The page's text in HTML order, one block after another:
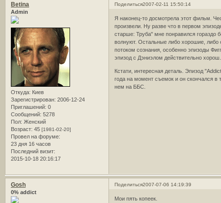
Поделиться2007-02-11 15:50:14
Betina
Admin
Откуда: Киев
Зарегистрирован: 2006-12-24
Приглашений: 0
Сообщений: 5278
Пол: Женский
Возраст: 45 [1981-02-20]
Провел на форуме:
23 дня 16 часов
Последний визит:
2015-10-18 20:16:17
Я наконец-то досмотрела этот фильм.
произвели. Ну разве что в первом
старше: Труба" мне понравился гораздо
волнуют. Остальные либо хорошие, либо
потоком сознания, особенно эпизоды
эпизод с Дэниэлом действительно хорош.
Кстати, интересная деталь. Эпизод
года на момент съемок и он скончался в
нем на ББС.
Поделиться2007-07-06 14:19:39
Gosh
0% addict
Мои пять копеек.